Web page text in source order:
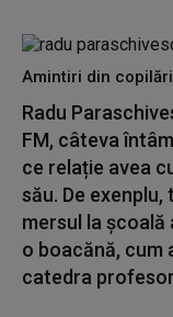
Amintiri din
Radu
FM, câteva
ce relație avea
său. De
mersul la
o boacănă, cum
catedra